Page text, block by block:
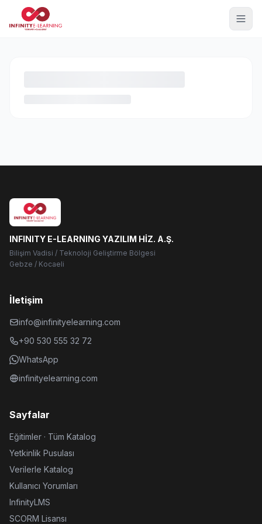
INFINITY E-LEARNING YAZILIM HİZ. A.Ş.
Bilişim Vadisi / Teknoloji Geliştirme Bölgesi
Gebze / Kocaeli
İletişim
info@infinityelearning.com
+90 530 555 32 72
WhatsApp
infinityelearning.com
Sayfalar
Eğitimler · Tüm Katalog
Yetkinlik Pusulası
Verilerle Katalog
Kullanıcı Yorumları
InfinityLMS
SCORM Lisansı